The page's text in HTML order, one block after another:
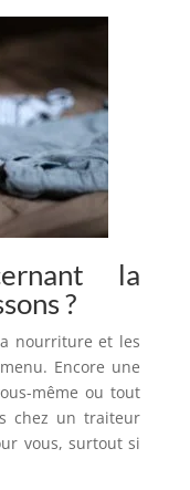
la
?
et les
Encore une
même ou tout
chez un traiteur
vous, surtout si